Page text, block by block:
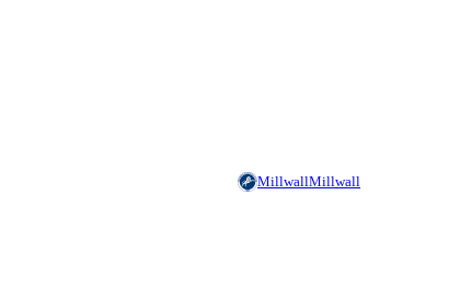
MillwallMillwall